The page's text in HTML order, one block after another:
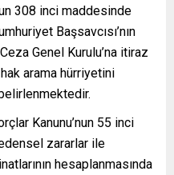
308 inci maddesinde
Başsavcısı’nın
Genel Kurulu’na itiraz
arama hürriyetini
Kanunu’nun 55 inci
zararlar ile
hesaplanmasında